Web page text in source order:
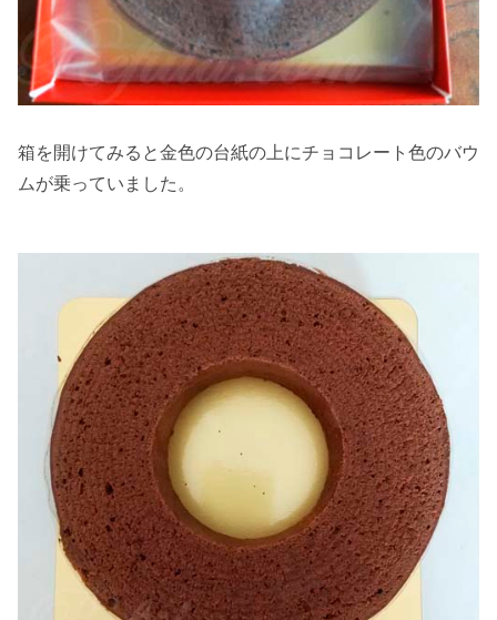
箱を開けてみると金色の台紙の上にチョコレート色のバウ
ムが乗っていました。